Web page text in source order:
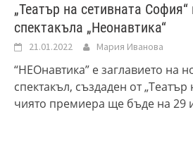
„Театър на сетивната София“
спектакъла „Неонавтика“
21.01.2022 Мария Иванова
“НЕОнавтика” е заглавието на
спектакъл, създаден от „Театър
чиято премиера ще бъде на 29